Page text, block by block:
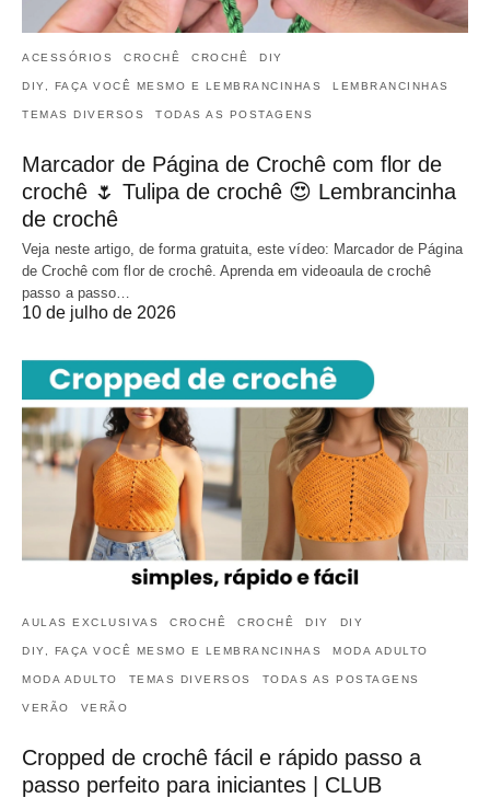
ACESSÓRIOS CROCHÊ CROCHÊ DIY
DIY, FAÇA VOCÊ MESMO E LEMBRANCINHAS LEMBRANCINHAS
TEMAS DIVERSOS TODAS AS POSTAGENS
Marcador de Página de Crochê com flor de
crochê 🌷 Tulipa de crochê 😍 Lembrancinha
de crochê
Veja neste artigo, de forma gratuita, este vídeo: Marcador de Página
de Crochê com flor de crochê. Aprenda em videoaula de crochê
passo a passo…
10 de julho de 2026
AULAS EXCLUSIVAS CROCHÊ CROCHÊ DIY DIY
DIY, FAÇA VOCÊ MESMO E LEMBRANCINHAS MODA ADULTO
MODA ADULTO TEMAS DIVERSOS TODAS AS POSTAGENS
VERÃO VERÃO
Cropped de crochê fácil e rápido passo a
passo perfeito para iniciantes | CLUB